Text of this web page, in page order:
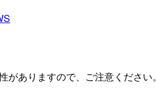
ありますので、ご注意ください。